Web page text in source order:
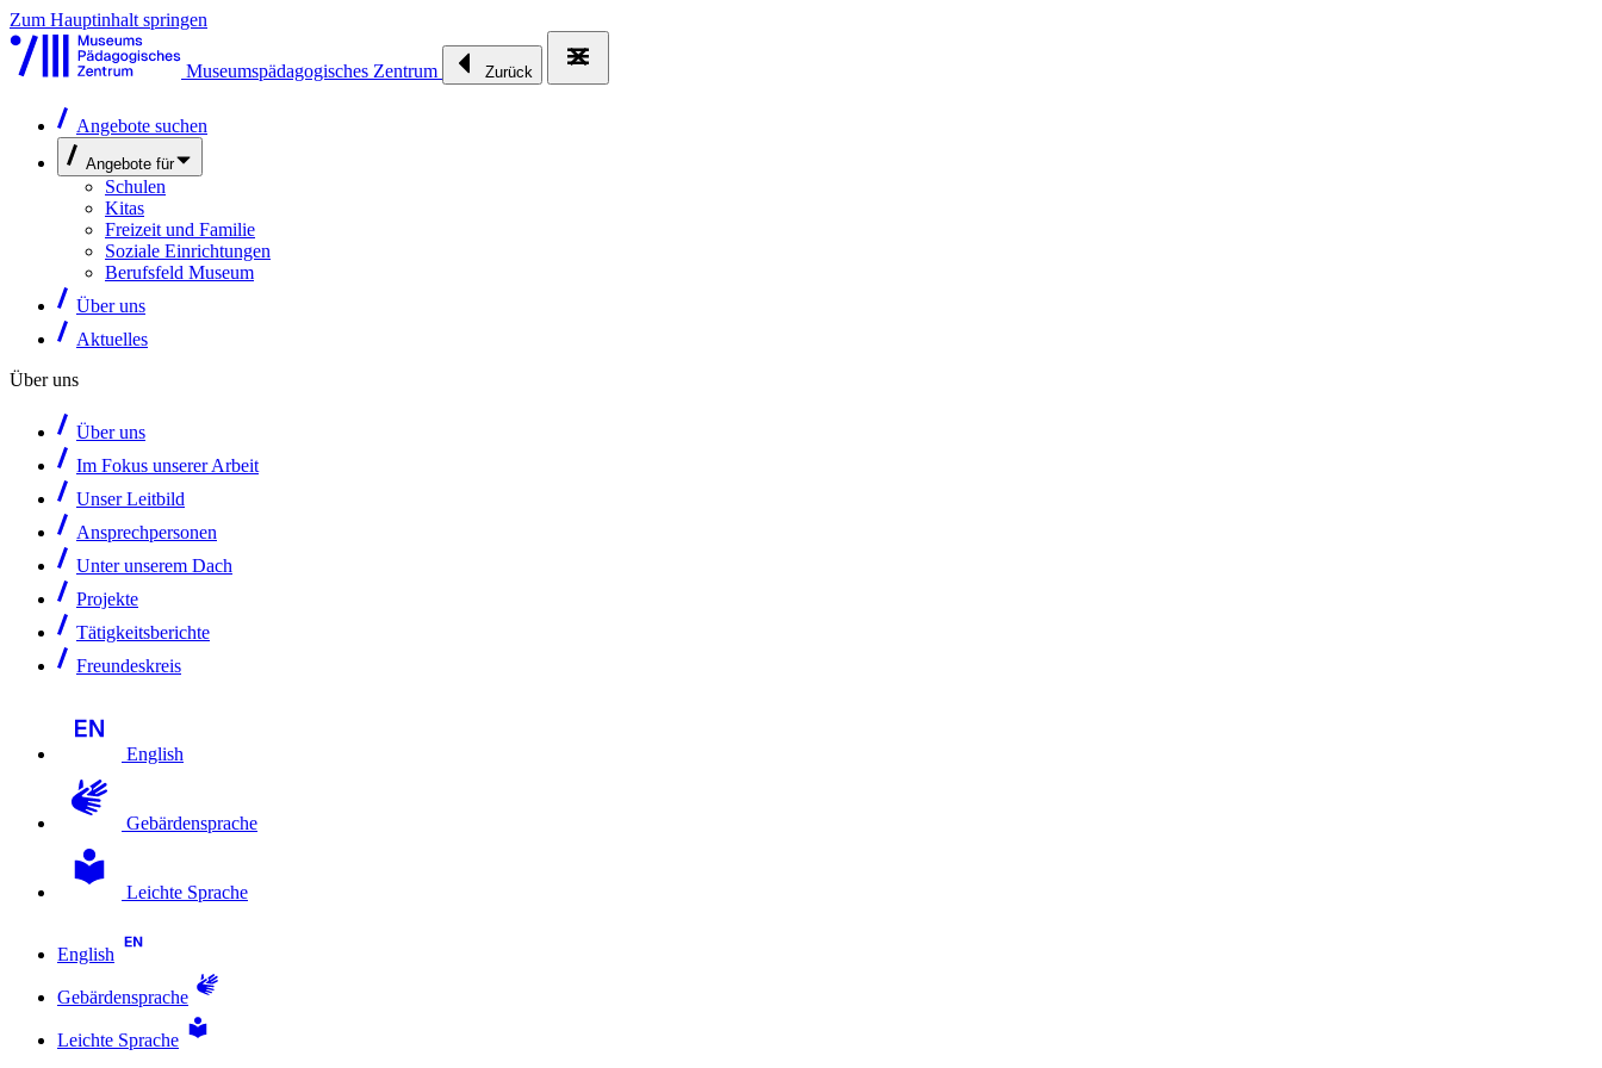
Zum Hauptinhalt springen
Museumspädagogisches Zentrum Zurück
Angebote suchen
Angebote für
Schulen
Kitas
Freizeit und Familie
Soziale Einrichtungen
Berufsfeld Museum
Über uns
Aktuelles
Über uns
Über uns
Im Fokus unserer Arbeit
Unser Leitbild
Ansprechpersonen
Unter unserem Dach
Projekte
Tätigkeitsberichte
Freundeskreis
English
Gebärdensprache
Leichte Sprache
English
Gebärdensprache
Leichte Sprache